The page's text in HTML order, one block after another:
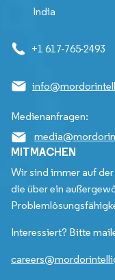
India
+1 617-765-2493
Medienanfragen:
MITMACHEN
Wir sind immer auf
die über ein
Interessiert? Bitte